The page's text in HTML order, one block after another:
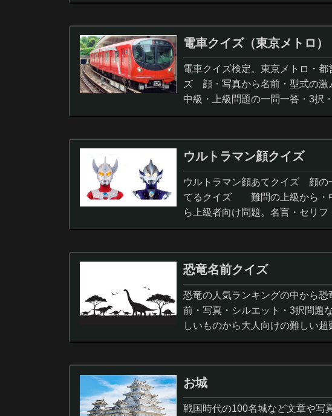
電車クイズ（東京メトロ）
電車クイズ検定。東京メトロ・
ズ 顔・写真から名前・型式の激
中級・上級問題の一問一答・3択
ウルトラマン顔クイズ
ウルトラマン顔あてクイズ 顔の
てるクイズ 難問の上級から・
ら上級者向け問題。名言・セリ
択問題まで。
恐竜名前クイズ
恐竜の人気ランキングの中から
前・写真・シルエット・3択問題
しいものから大人向けの難しい
ノサウルス,スピノサウルス,アロ
お城
戦国時代の100名城など文章や写